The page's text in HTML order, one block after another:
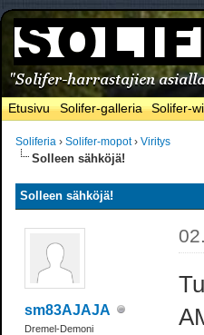
Etusivu Solifer-galleria Solifer-
Soliferia ›Solifer-mopot›Viritys
Solleen sähköjä!
Solleen sähköjä!
sm83AJAJA
Dremel-Demoni